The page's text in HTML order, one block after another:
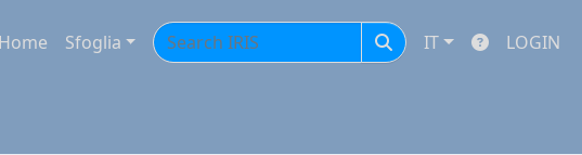
Home Sfoglia IT LOGIN